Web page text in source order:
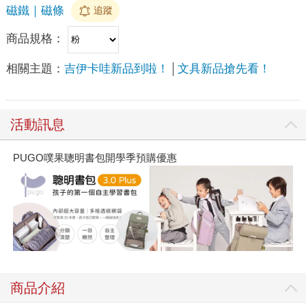
磁鐵｜磁條
追蹤
商品規格：
相關主題： 吉伊卡哇新品到啦！ 文具新品搶先看！
活動訊息
PUGO噗果聰明書包開學季預購優惠
商品介紹